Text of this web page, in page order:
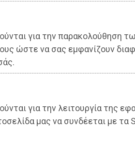
για την παρακολούθηση
ώστε να σας εμφανίζουν
για την λειτουργία της
μας να συνδέεται με τα